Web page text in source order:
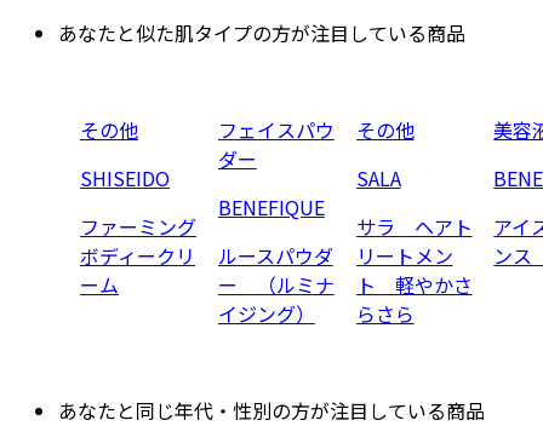
あなたと似た肌タイプの方が注目している商品
その他
SHISEIDO
ファーミング
ボディークリ
ーム
フェイスパウ
ダー
BENEFIQUE
ルースパウダ
ー （ルミナ
イジング）
その他
SALA
サラ ヘアト
リートメン
ト 軽やかさ
らさら
美容
アイ
ン
あなたと同じ年代・性別の方が注目している商品